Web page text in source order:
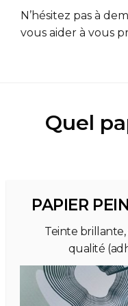
N’hésitez pas à
vous aider à vous
Quel
PAPIER
Teinte
qualité